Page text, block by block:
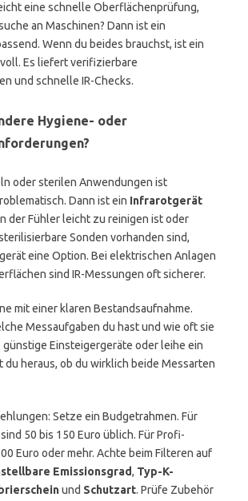
eine schnelle Oberflächenprüfung,
an Maschinen? Dann ist ein
Wenn du beides brauchst, ist ein
Es liefert verifizierbare
und schnelle IR-Checks.
Hygiene- oder
oder sterilen Anwendungen ist
Dann ist ein Infrarotgerät
der Fühler leicht zu reinigen ist oder
Sonden vorhanden sind,
eine Option. Bei elektrischen Anlagen
sind IR-Messungen oft sicherer.
mit einer klaren Bestandsaufnahme.
Messaufgaben du hast und wie oft sie
Einsteigergeräte oder leihe ein
du heraus, ob du wirklich beide Messarten
Setze ein Budgetrahmen. Für
50 bis 150 Euro üblich. Für Profi-
Euro oder mehr. Achte beim Filteren auf
Emissionsgrad, Typ-K-
und Schutzart. Prüfe Zubehör